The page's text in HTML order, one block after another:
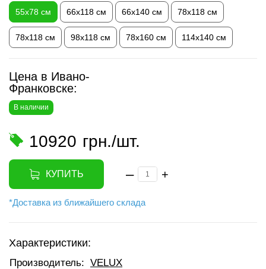
55х78 см 66х118 см 66х140 см 78х118 см
78х118 см 98х118 см 78х160 см 114х140 см
Цена в Ивано-
Франковске:
В наличии
10920 грн./шт.
КУПИТЬ – +
*Доставка из ближайшего склада
Характеристики:
Производитель: VELUX